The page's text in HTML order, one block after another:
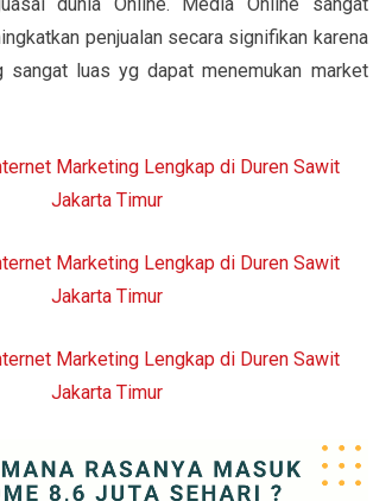
penjualan secara signifikan karena
sangat luas yg dapat menemukan market